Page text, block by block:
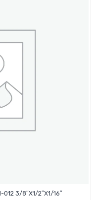
012 3/8″x1/2″x1/16″